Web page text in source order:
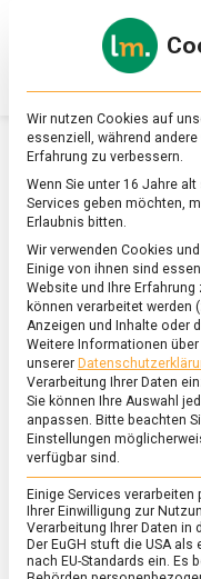
SCHLAGWORT:BVL
ERNÄHRUNG &
Wir nutzen Cookies auf
essenziell, während
Erfahrung zu verbessern.
Wenn Sie unter 16 Jahre
Services geben möchten,
Erlaubnis bitten.
Wir verwenden Cookies
Einige von ihnen sind
Website und Ihre Erfahrung
können verarbeitet werden
Anzeigen und Inhalte oder
Weitere Informationen über
unserer
Verarbeitung Ihrer Daten
Sie können Ihre Auswahl
anpassen. Bitte beachten
Einstellungen
verfügbar sind.
Einige Services
Ihrer Einwilligung zur
Verarbeitung Ihrer Daten in
Der EuGH stuft die USA
nach EU-Standards ein. Es